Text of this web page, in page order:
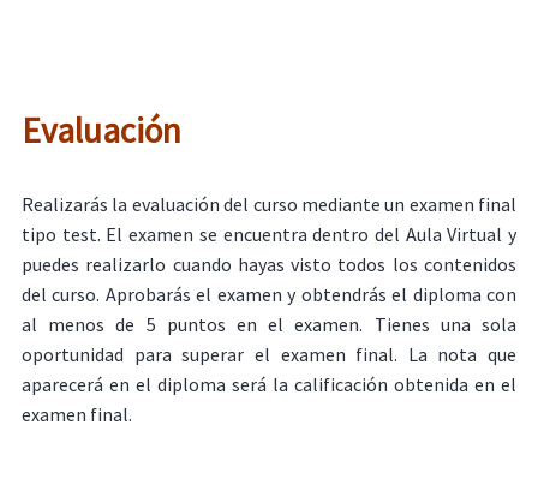
Evaluación
Realizarás la evaluación del curso mediante un examen final
tipo test. El examen se encuentra dentro del Aula Virtual y
puedes realizarlo cuando hayas visto todos los contenidos
del curso. Aprobarás el examen y obtendrás el diploma con
al menos de 5 puntos en el examen. Tienes una sola
oportunidad para superar el examen final. La nota que
aparecerá en el diploma será la calificación obtenida en el
examen final.